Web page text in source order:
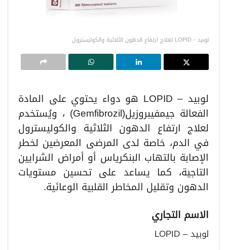
لوبيد - LOPID لعلاج ارتفاع الدهون الثلاثية والكوليسترول
لوبيد – LOPID هو دواء يحتوي على المادة
الفعالة جيمفيبروزيل(Gemfibrozil) ، ويُستخدم
لعلاج ارتفاع الدهون الثلاثية والكوليسترول
في الدم، خاصة لدى المرضى المعرضين لخطر
الإصابة بالتهاب البنكرياس أو أمراض الشرايين
التاجية، كما يساعد على تحسين مستويات
الدهون وتقليل المخاطر القلبية الوعائية.
الاسم التجاري
لوبيد –LOPID